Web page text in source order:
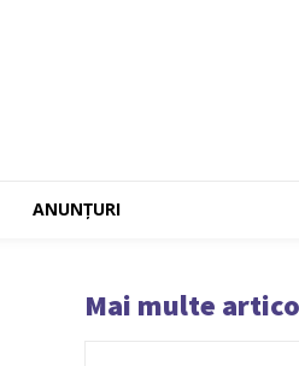
ANUNȚURI
Mai multe